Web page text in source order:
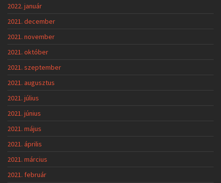
2022. január
2021. december
2021. november
2021. október
2021. szeptember
2021. augusztus
2021. július
2021. június
2021. május
2021. április
2021. március
2021. február